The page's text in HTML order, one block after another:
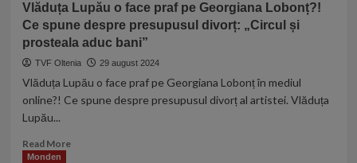
chemi
contextul
de
acum,
riști
faci
Hagi!
„Am
pus
totul
punct.
Reticent
trecutului
pentru
Adrian
Mititelu!
FCU
eliminată
din
de
Vlăduța Lupău o face praf pe Georgiana Lobonț?!
Ce spune despre presupusul divorț: „Circul și
prosteala aduc bani”
TVF Oltenia 29 august 2024
Vlăduța Lupău o face praf pe Georgiana Lobonț în mediul
online?! Ce spune despre presupusul divorț al artistei. Vlăduța
Lupău...
Read MoreRead
Monden